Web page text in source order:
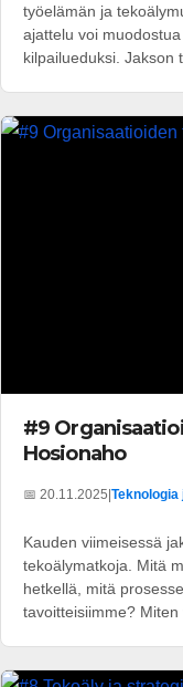
työelämän ja
ajattelu voi
kilpailueduksi. Jakson
#9
Hosionaho
📅 20.11.2025
Kauden viimeisessä
tekoälymatkoja. Mitä
hetkellä, mitä
tavoitteisiimme? Miten